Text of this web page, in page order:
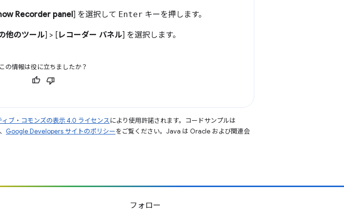
Recorder panel] を選択して Enter キーを押します。
他のツール] > [ レコーダー パネル] を選択します。
この情報は役に立ちましたか？
ィブ・コモンズの表示 4.0 ライセンスにより使用許諾されます。コードサンプルは
Google Developers サイトのポリシーをご覧ください。Java は Oracle および関連会
フォロー